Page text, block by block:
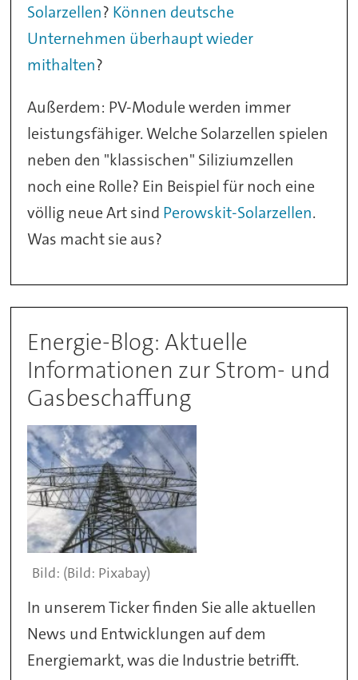
Solarzellen? Können deutsche
Unternehmen überhaupt wieder
mithalten?
Außerdem: PV-Module werden immer
leistungsfähiger. Welche Solarzellen spielen
neben den "klassischen" Siliziumzellen
noch eine Rolle? Ein Beispiel für noch eine
völlig neue Art sind Perowskit-Solarzellen.
Was macht sie aus?
Energie-Blog: Aktuelle
Informationen zur Strom- und
Gasbeschaffung
(Bild: Pixabay)
In unserem Ticker finden Sie alle aktuellen
News und Entwicklungen auf dem
Energiemarkt, was die Industrie betrifft.